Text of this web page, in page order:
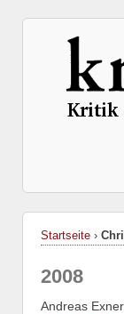
Startseite ›
2008
Andreas